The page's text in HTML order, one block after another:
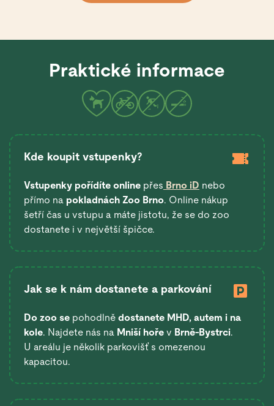
Praktické informace
Kde koupit vstupenky?
Vstupenky pořídíte online přes Brno iD nebo
přímo na pokladnách Zoo Brno. Online nákup
šetří čas u vstupu a máte jistotu, že se do zoo
dostanete i v největší špičce.
Jak se k nám dostanete a parkování
Do zoo se pohodlně dostanete MHD, autem i na
kole. Najdete nás na Mniší hoře v Brně-Bystrci.
U areálu je několik parkovišť s omezenou
kapacitou.